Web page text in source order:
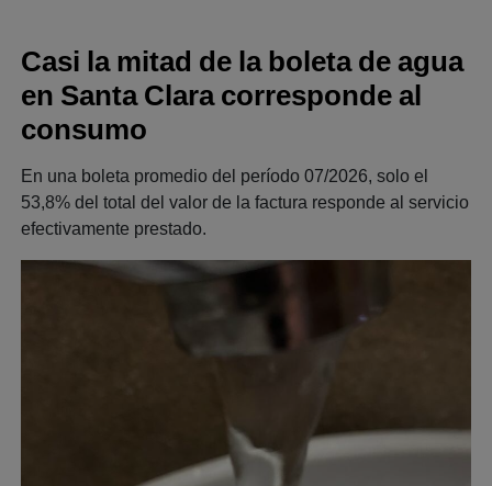
Casi la mitad de la boleta de agua
en Santa Clara corresponde al
consumo
En una boleta promedio del período 07/2026, solo el
53,8% del total del valor de la factura responde al servicio
efectivamente prestado.